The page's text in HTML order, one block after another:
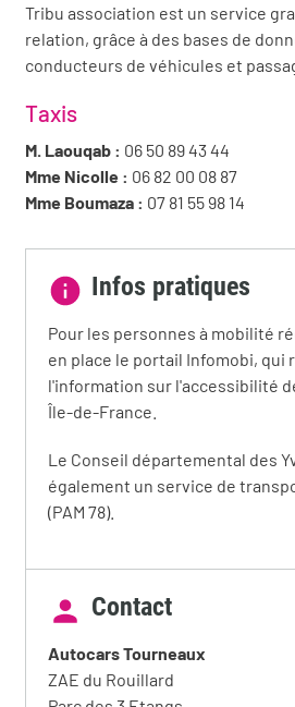
Tribu association est un service
relation, grâce à des bases de
conducteurs de véhicules et
Taxis
M. Laouqab : 06 50 89 43 44
Mme Nicolle : 06 82 00 08 87
Mme Boumaza : 07 81 55 98 14
Infos pratiques
Pour les personnes à mobilité
en place le portail Infomobi, qui
l'information sur l'accessibilité
Île-de-France.
Le Conseil départemental des
également un service de
(PAM 78).
Contact
Autocars Tourneaux
ZAE du Rouillard